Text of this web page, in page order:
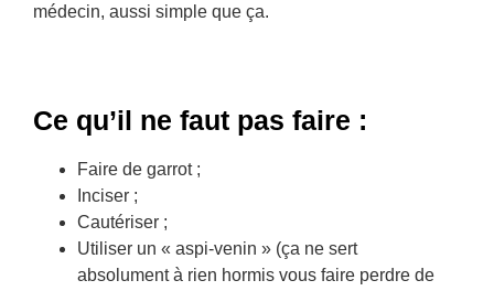
médecin, aussi simple que ça.
Ce qu’il ne faut pas faire :
Faire de garrot ;
Inciser ;
Cautériser ;
Utiliser un « aspi-venin » (ça ne sert
absolument à rien hormis vous faire perdre de